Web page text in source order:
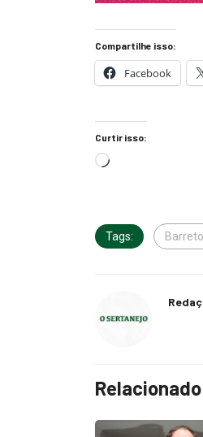
Compartilhe isso:
Facebook
Curtir isso:
Tags:
Relacionado